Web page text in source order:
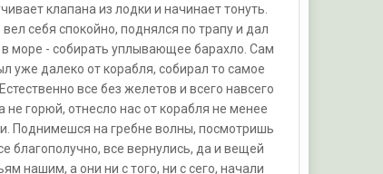
клапана из лодки и начинает тонуть.
себя спокойно, поднялся по трапу и дал
в море - собирать уплывающее барахло. Сам
уже далеко от корабля, собирал то самое
все без желетов и всего навсего
горюй, отнесло нас от корабля не менее
Поднимешся на гребне волны, посмотришь
благополучно, все вернулись, да и вещей
нашим, а они ни с того, ни с сего, начали